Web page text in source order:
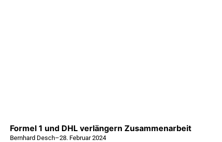
Formel 1 und DHL verlängern Zusammenarbeit
Bernhard Desch–28. Februar 2024